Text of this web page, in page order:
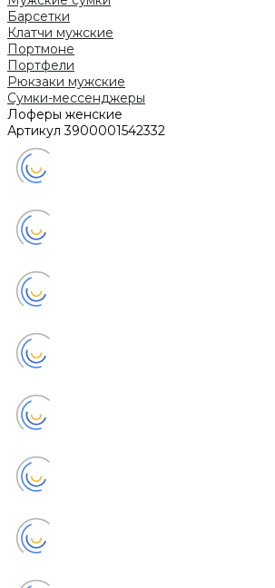
Барсетки
Клатчи мужские
Портмоне
Портфели
Рюкзаки мужские
Сумки-мессенджеры
Лоферы женские
Артикул3900001542332